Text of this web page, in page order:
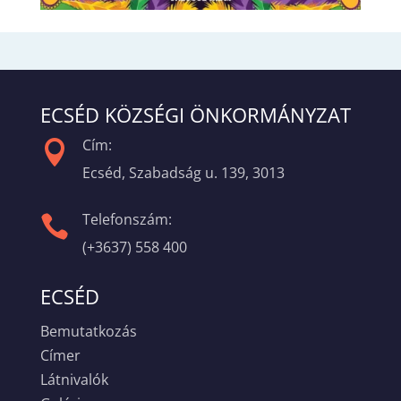
ECSÉD KÖZSÉGI ÖNKORMÁNYZAT

Cím:
Ecséd, Szabadság u. 139, 3013

Telefonszám:
(+3637) 558 400
ECSÉD
Bemutatkozás
Címer
Látnivalók